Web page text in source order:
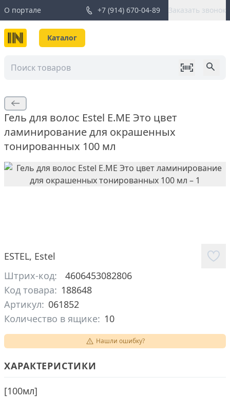
О портале +7 (914) 670-04-89 Заказать звонок
Каталог
Гель для волос Estel E.ME Это цвет
ламинирование для окрашенных
тонированных 100 мл
ESTEL, Estel
Штрих-код:
4606453082806
Код товара: 188648
Артикул: 061852
Количество в ящике: 10
Нашли ошибку?
ХАРАКТЕРИСТИКИ
[100мл]